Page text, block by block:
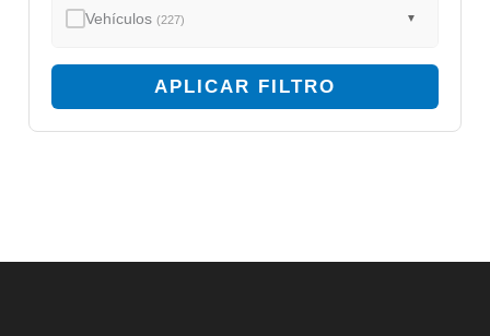
Vehículos(227) ▼
APLICAR FILTRO